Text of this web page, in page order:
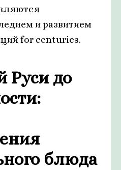
и развитием
for centuries.
Руси до
блюда